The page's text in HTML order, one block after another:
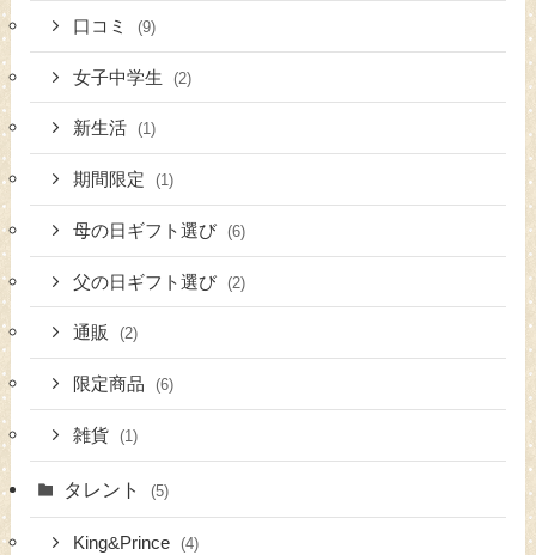
口コミ (9)
女子中学生 (2)
新生活 (1)
期間限定 (1)
母の日ギフト選び (6)
父の日ギフト選び (2)
通販 (2)
限定商品 (6)
雑貨 (1)
タレント (5)
King&Prince (4)